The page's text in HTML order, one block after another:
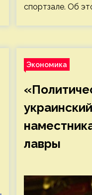
спортзале. Об
Экономика
лавры